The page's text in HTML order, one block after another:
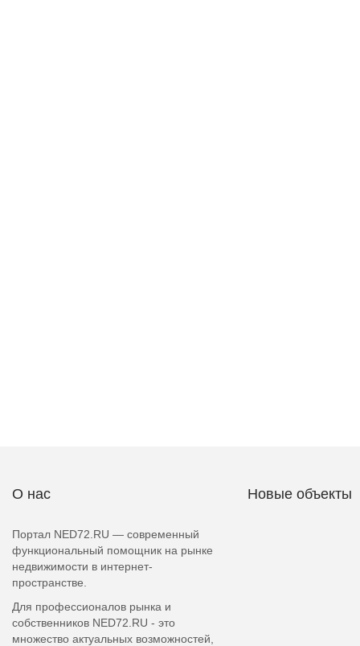
О нас
Портал NED72.RU — современный
функциональный помощник на рынке
недвижимости в интернет-
пространстве.
Для профессионалов рынка и
собственников NED72.RU - это
множество актуальных возможностей,
Новые объекты